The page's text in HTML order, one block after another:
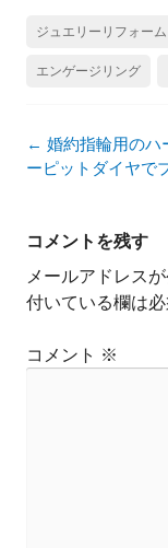
ジュエリーリフォーム
エンゲージリング
投
稿
ゲ
シ
ョ
← 婚約指輪用のハ
ーピットダイヤで
コメントを残す
メールアドレス
付いている欄は
コメント ※